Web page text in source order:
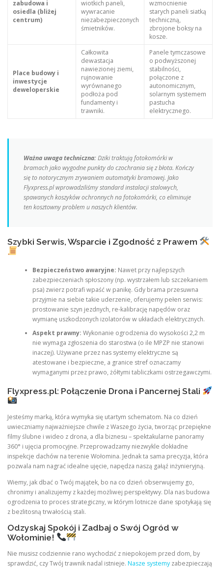
zabudowa i
osiedla (bliżej
centrum)
wiotkich paneli,
wywracanie
niezabezpieczonych
śmietników.
wzmocnienie
starych paneli siatką
techniczną,
zbrojone boksy na
kosze.
Place budowy i
inwestycje
deweloperskie
Całkowita
dewastacja
nawiezionej ziemi,
rujnowanie
wyrównanego
podłoża pod
fundamenty i
trawniki.
Panele tymczasowe
o podwyższonej
stabilności,
połączone z
autonomicznym,
solarnym systemem
pastucha
elektrycznego.
Ważna uwaga techniczna:Dziki traktują fotokomórki w
bramach jako wygodne punkty do czochrania się z błota. Kończy
się to notorycznym zrywaniem automatyki bramowej. Jako
Flyxpress.pl wprowadziliśmy standard instalacji stalowych,
spawanych koszyków ochronnych na fotokomórki, co eliminuje
ten kosztowny problem u naszych klientów.
Szybki Serwis, Wsparcie i Zgodność z Prawem
Bezpieczeństwo awaryjne: Nawet przy najlepszych
zabezpieczeniach spłoszony (np. wystrzałem lub szczekaniem
psa) zwierz potrafi wpaść w panikę. Gdy brama przesuwna
przyjmie na siebie takie uderzenie, oferujemy pełen serwis:
prostowanie szyn jezdnych, re-kalibrację napędów oraz
wymianę uszkodzonych izolatorów w układach elektrycznych.
Aspekt prawny: Wykonanie ogrodzenia do wysokości 2,2 m
nie wymaga zgłoszenia do starostwa (o ile MPZP nie stanowi
inaczej). Używane przez nas systemy elektryczne są
atestowane i bezpieczne, a granice stref oznaczamy
wymaganymi przez prawo, żółtymi tabliczkami ostrzegawczymi.
Flyxpress.pl: Połączenie Drona i Pancernej Stali
Jesteśmy marką, która wymyka się utartym schematom. Na co dzień
uwieczniamy najważniejsze chwile z Waszego życia, tworząc przepiękne
filmy ślubne i wideo z drona, a dla biznesu – spektakularne panoramy
360° i ujęcia promocyjne. Przeprowadzamy niezwykle dokładne
inspekcje dachów na terenie Wołomina. Jednak ta sama precyzja, która
pozwala nam nagrać idealne ujęcie, napędza naszą gałąź inżynieryjną.
Wiemy, jak dbać o Twój majątek, bo na co dzień obserwujemy go,
chronimy i analizujemy z każdej możliwej perspektywy. Dla nas budowa
ogrodzenia to proces strategiczny, w którym lotnicze dane spotykają się
z bezlitosną trwałością stali.
Odzyskaj Spokój i Zadbaj o Swój Ogród w
Wołominie!
Nie musisz codziennie rano wychodzić z niepokojem przed dom, by
sprawdzić, czy Twój trawnik nadal istnieje. Nasze systemy zabezpieczają